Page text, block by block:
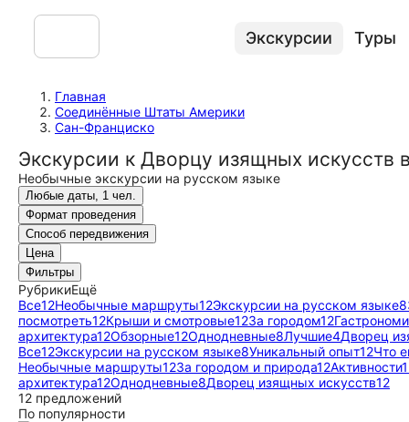
Экскурсии Туры
Главная
Соединённые Штаты Америки
Сан-Франциско
Экскурсии к Дворцу изящных искусств
Необычные экскурсии на русском языке
Любые даты, 1 чел.
Формат проведения
Способ передвижения
Цена
Фильтры
РубрикиЕщё
Все12Необычные маршруты12Экскурсии на русском языке8
посмотреть12Крыши и смотровые12За городом12
архитектура12Обзорные12Однодневные8Лучшие4Дворец
Все12Экскурсии на русском языке8Уникальный опыт12Что
Необычные маршруты12За городом и природа12Активности
архитектура12Однодневные8Дворец изящных искусств12
12 предложений
По популярности